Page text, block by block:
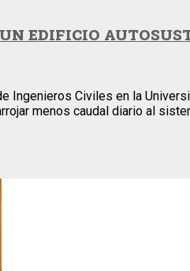
EDIFICIO
Ingenieros Civiles en la
menos caudal diario al